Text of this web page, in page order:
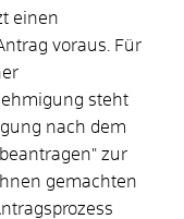
einen
voraus.
Für
steht
nach dem
zur
gemachten